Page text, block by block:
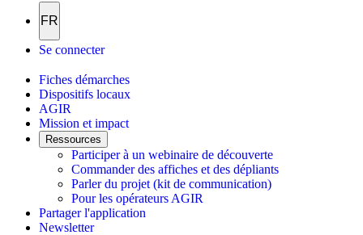
FR
Se connecter
Fiches démarches
Dispositifs locaux
AGIR
Mission et impact
Ressources
Participer à un webinaire de découverte
Commander des affiches et des dépliants
Parler du projet (kit de communication)
Pour les opérateurs AGIR
Partager l'application
Newsletter